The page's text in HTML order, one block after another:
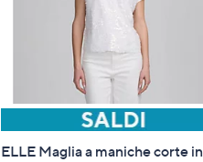
ELLE Maglia a maniche corte in